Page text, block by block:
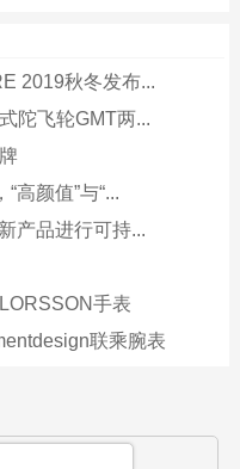
2019秋冬发布...
陀飞轮GMT两...
高颜值”与“...
产品进行可持...
手表
联乘腕表